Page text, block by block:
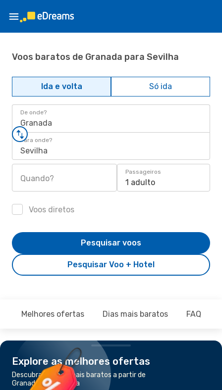
Voos baratos de Granada para Sevilha
Ida e volta Só ida
De onde?
Granada
Para onde?
Sevilha
Quando?
Passageiros
1 adulto
Voos diretos
Pesquisar Voo + Hotel
Pesquisar voos
Melhores ofertas Dias mais baratos FAQ
Explore as melhores ofertas
Descubra os voos mais baratos a partir de
Granada para Sevilha